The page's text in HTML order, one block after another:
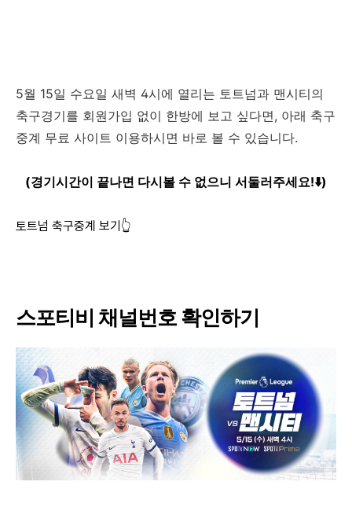
5월 15일 수요일 새벽 4시에 열리는 토트넘과 맨시티의
축구경기를 회원가입 없이 한방에 보고 싶다면, 아래 축구
중계 무료 사이트 이용하시면 바로 볼 수 있습니다.
(경기시간이 끝나면 다시볼 수 없으니 서둘러주세요!⬇️)
토트넘 축구중계 보기👆
스포티비 채널번호 확인하기